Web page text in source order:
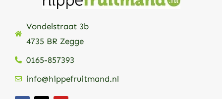
Vondelstraat 3b
4735 BR Zegge
0165-857393
info@hippefruitmand.nl